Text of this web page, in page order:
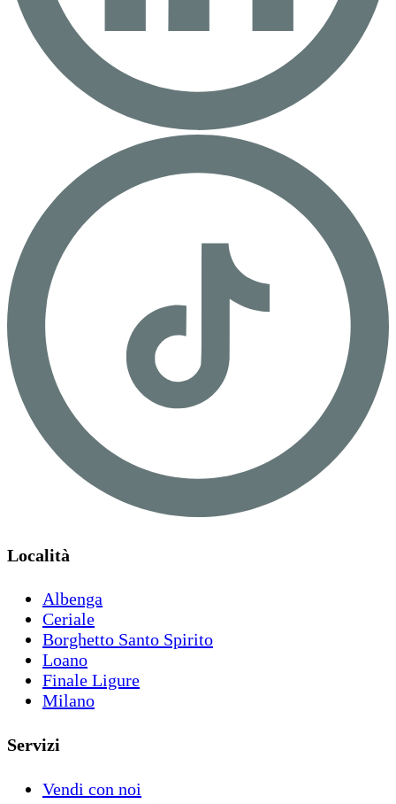
Località
Albenga
Ceriale
Borghetto Santo Spirito
Loano
Finale Ligure
Milano
Servizi
Vendi con noi